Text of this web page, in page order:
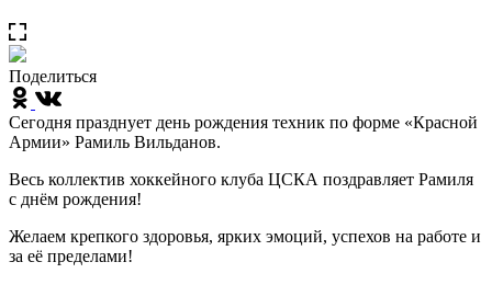
Поделиться
Сегодня празднует день рождения техник по форме «Красной
Армии» Рамиль Вильданов.
Весь коллектив хоккейного клуба ЦСКА поздравляет Рамиля
с днём рождения!
Желаем крепкого здоровья, ярких эмоций, успехов на работе и
за её пределами!